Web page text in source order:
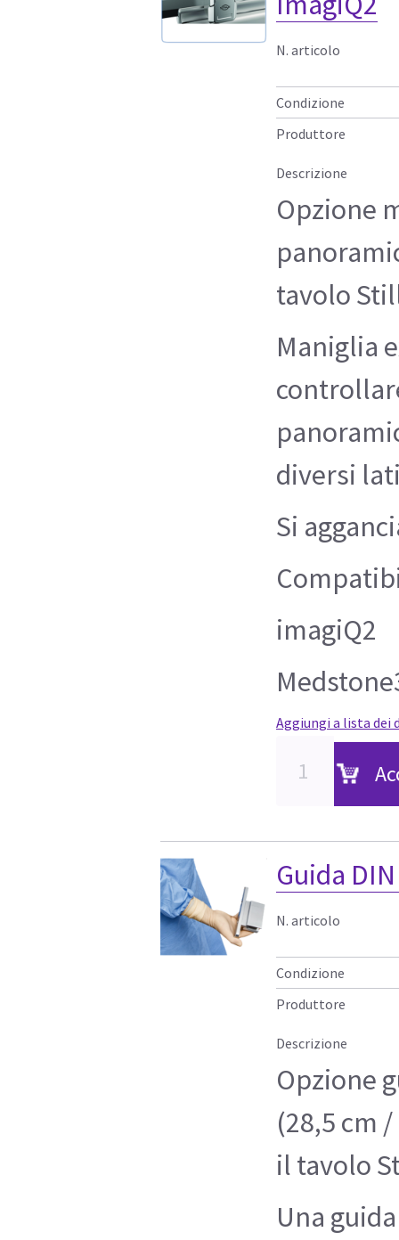
N. articolo
Condizione
Produttore
Descrizione
Opzione
tavolo
Maniglia
diversi
Si
imagiQ2
Aggiungi a lista dei
Guida
N. articolo
Condizione
Produttore
Descrizione
Opzione
(28,5 cm
il tavolo
Una